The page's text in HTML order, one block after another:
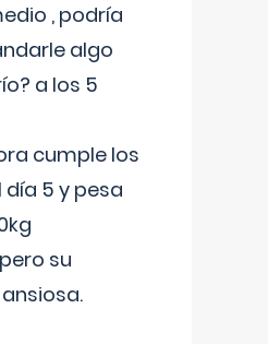
, podría
algo
a los 5
cumple los
día 5 y pesa
su